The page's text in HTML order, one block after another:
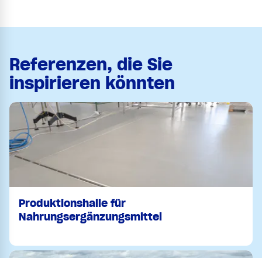
Referenzen, die Sie
inspirieren könnten
Produktionshalle für
Nahrungsergänzungsmittel